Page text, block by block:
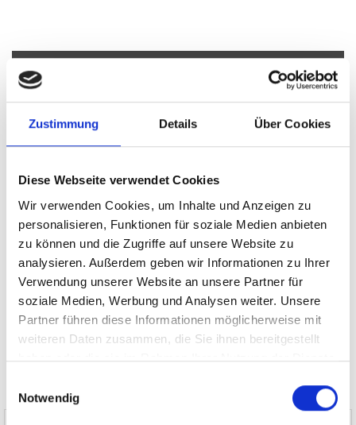
Zustimmung Details Über Cookies
Diese Webseite verwendet Cookies
Wir verwenden Cookies, um Inhalte und Anzeigen zu
personalisieren, Funktionen für soziale Medien anbieten
zu können und die Zugriffe auf unsere Website zu
analysieren. Außerdem geben wir Informationen zu Ihrer
Verwendung unserer Website an unsere Partner für
soziale Medien, Werbung und Analysen weiter. Unsere
Partner führen diese Informationen möglicherweise mit
weiteren Daten zusammen, die Sie ihnen bereitgestellt
haben oder die sie im Rahmen Ihrer Nutzung der Dienste
Notwendig
Oberding
München / Trudering
München / Milbertshofen-Am Hart Garching
Höhenkirchen-Siegertsbrunn Gräfelfing Illesheim Dachau
Poing Taufkirchen Ingolstadt Gauting Haar
Krailling Mühlhausen München-Lerchenau
Erlangen Gilching Germering Sauerlach / Grafing Fürth
Schwarzenbruck Planegg Puschendorf
Zirndorf
Nürnberg Immobilienverkauf München
Makler Nürnberg
Wohnungverkauf Fürth
weitere Orte
Immobilie Häuser Einfamilienhäuser Einfamilienhaus
kaufen
Immo